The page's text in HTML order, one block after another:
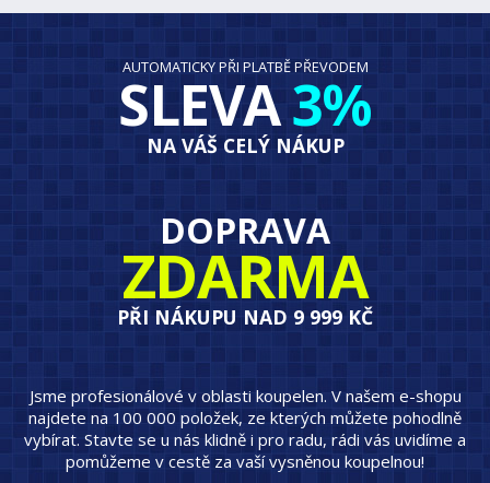
AUTOMATICKY PŘI PLATBĚ PŘEVODEM
SLEVA3%
NA VÁŠ CELÝ NÁKUP
DOPRAVA
ZDARMA
PŘI NÁKUPU NAD 9 999 KČ
Jsme profesionálové v oblasti koupelen. V našem e-shopu
najdete na 100 000 položek, ze kterých můžete pohodlně
vybírat. Stavte se u nás klidně i pro radu, rádi vás uvidíme a
pomůžeme v cestě za vaší vysněnou koupelnou!